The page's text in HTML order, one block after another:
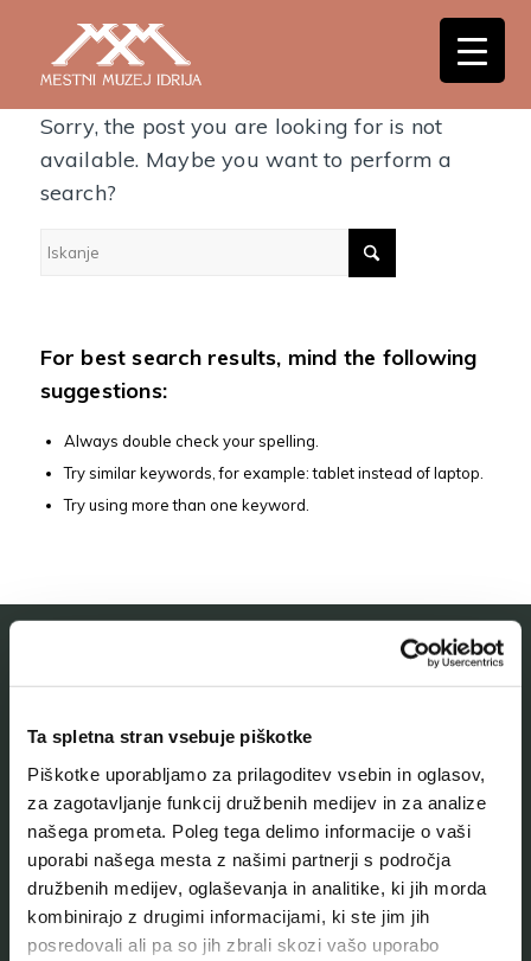
Ta spletna stran vsebuje piškotke
Piškotke uporabljamo za prilagoditev vsebin in oglasov,
za zagotavljanje funkcij družbenih medijev in za analize
našega prometa. Poleg tega delimo informacije o vaši
uporabi našega mesta z našimi partnerji s področja
družbenih medijev, oglaševanja in analitike, ki jih morda
kombinirajo z drugimi informacijami, ki ste jim jih
posredovali ali pa so jih zbrali skozi vašo uporabo
Nothing Found
Sorry, the post you are looking for is not
available. Maybe you want to perform a
search?
For best search results, mind the following
suggestions:
Always double check your spelling.
Try similar keywords, for example: tablet instead of laptop.
Try using more than one keyword.
O muzeju
Naše zbirke
Aktualno
Kontakt